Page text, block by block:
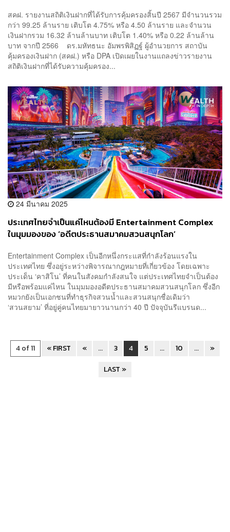
สคฝ. รายงานสถิติเงินฝากที่ได้รับการคุ้มครองสิ้นปี 2567 มีจำนวนรวม
กว่า 99.25 ล้านราย เติบโต 4.75% หรือ 4.50 ล้านราย และจำนวน
เงินฝากรวม 16.32 ล้านล้านบาท เติบโต 1.40% หรือ 0.22 ล้านล้าน
บาท จากปี 2566 ดร.มหัทธนะ อัมพรพิสิฏฐ์ ผู้อำนวยการ สถาบัน
คุ้มครองเงินฝาก (สคฝ.) หรือ DPA เปิดเผยในงานแถลงข่าวรายงาน
สถิติเงินฝากที่ได้รับความคุ้มครอง...
24 มีนาคม 2025
ประเทศไทยจำเป็นแค่ไหนต้องมี Entertainment Complex
ในมุมมองของ ‘อดีตประธานสมาคมสวนสนุกโลก’
Entertainment Complex เป็นอีกหนึ่งกระแสที่กำลังร้อนแรงใน
ประเทศไทย ซึ่งอยู่ระหว่างพิจารณากฎหมายที่เกี่ยวข้อง โดยเฉพาะ
ประเด็น ‘คาสิโน’ ที่คนในสังคมกำลังสนใจ แต่ประเทศไทยจำเป็นต้อง
มีหรือพร้อมแค่ไหน ในมุมมองอดีตประธานสมาคมสวนสนุกโลก ซึ่งอีก
หมวกยังเป็นเอกชนที่ทำธุรกิจสวนน้ำและสวนสนุกชื่อเดิมว่า
‘สวนสยาม’ ที่อยู่คู่คนไทยมายาวนานกว่า 40 ปี ปัจจุบันรีแบรนด...
4 of 11 « FIRST « ... 3 4 5 ... 10 ...
»
LAST »